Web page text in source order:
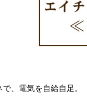
、電気を自給自足。